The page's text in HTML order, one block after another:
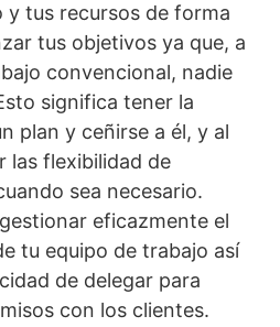
tus recursos de forma
tus objetivos ya que, a
convencional, nadie
significa tener la
plan y ceñirse a él, y al
las flexibilidad de
sea necesario.
eficazmente el
tu equipo de trabajo así
de delegar para
con los clientes.